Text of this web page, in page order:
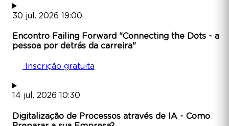
30 jul. 2026 19:00
Encontro Failing Forward "Connecting the Dots - a
pessoa por detrás da carreira"
Inscrição gratuita
14 jul. 2026 10:30
Digitalização de Processos através de IA - Como